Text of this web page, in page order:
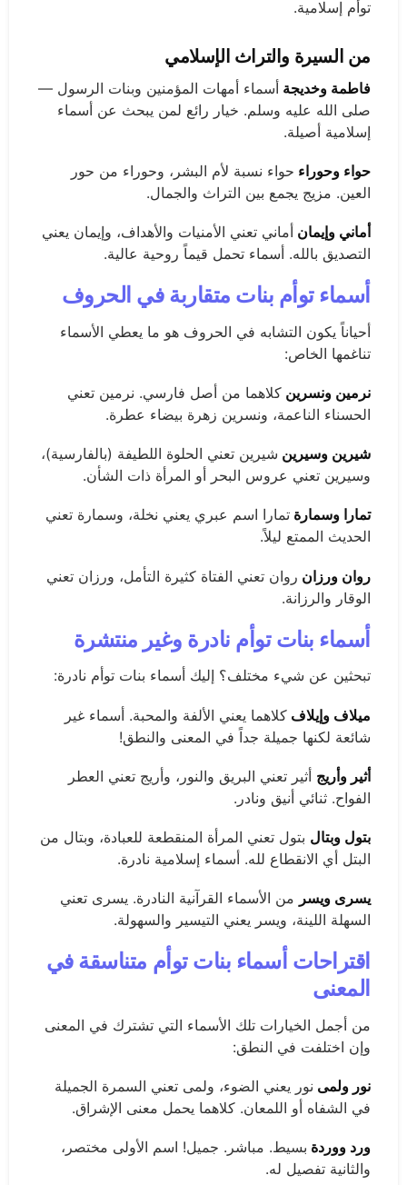
توأم إسلامية.
من السيرة والتراث الإسلامي
فاطمة وخديجة أسماء أمهات المؤمنين وبنات الرسول —
صلى الله عليه وسلم. خيار رائع لمن يبحث عن أسماء
إسلامية أصيلة.
حواء وحوراء حواء نسبة لأم البشر، وحوراء من حور
العين. مزيج يجمع بين التراث والجمال.
أماني وإيمان أماني تعني الأمنيات والأهداف، وإيمان يعني
التصديق بالله. أسماء تحمل قيماً روحية عالية.
أسماء توأم بنات متقاربة في الحروف
أحياناً يكون التشابه في الحروف هو ما يعطي الأسماء
تناغمها الخاص:
نرمين ونسرين كلاهما من أصل فارسي. نرمين تعني
الحسناء الناعمة، ونسرين زهرة بيضاء عطرة.
شيرين وسيرين شيرين تعني الحلوة اللطيفة (بالفارسية)،
وسيرين تعني عروس البحر أو المرأة ذات الشأن.
تمارا وسمارة تمارا اسم عبري يعني نخلة، وسمارة تعني
الحديث الممتع ليلاً.
روان ورزان روان تعني الفتاة كثيرة التأمل، ورزان تعني
الوقار والرزانة.
أسماء بنات توأم نادرة وغير منتشرة
تبحثين عن شيء مختلف؟ إليك أسماء بنات توأم نادرة:
ميلاف وإيلاف كلاهما يعني الألفة والمحبة. أسماء غير
شائعة لكنها جميلة جداً في المعنى والنطق!
أثير وأريج أثير تعني البريق والنور، وأريج تعني العطر
الفواح. ثنائي أنيق ونادر.
بتول وبتال بتول تعني المرأة المنقطعة للعبادة، وبتال من
البتل أي الانقطاع لله. أسماء إسلامية نادرة.
يسرى ويسر من الأسماء القرآنية النادرة. يسرى تعني
السهلة اللينة، ويسر يعني التيسير والسهولة.
اقتراحات أسماء بنات توأم متناسقة في
المعنى
من أجمل الخيارات تلك الأسماء التي تشترك في المعنى
وإن اختلفت في النطق:
نور ولمى نور يعني الضوء، ولمى تعني السمرة الجميلة
في الشفاه أو اللمعان. كلاهما يحمل معنى الإشراق.
ورد ووردة بسيط. مباشر. جميل! اسم الأولى مختصر،
والثانية تفصيل له.